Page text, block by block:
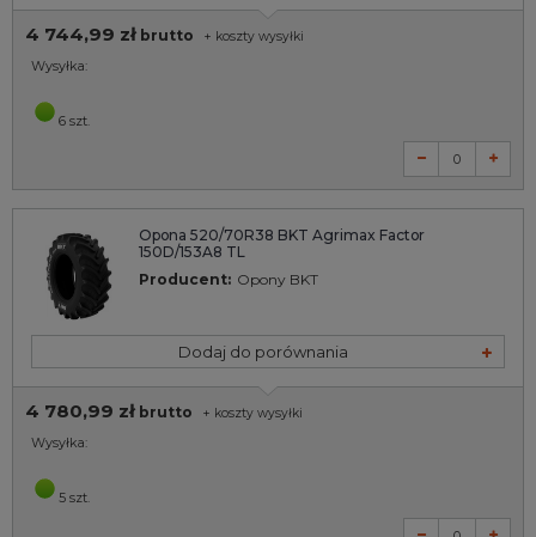
4 744,99 zł brutto + koszty wysyłki
Wysyłka:
6 szt.
Opona 520/70R38 BKT Agrimax Factor
150D/153A8 TL
Producent: Opony BKT
Dodaj do porównania
4 780,99 zł brutto + koszty wysyłki
Wysyłka:
5 szt.